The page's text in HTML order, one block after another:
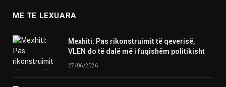
ME TE LEXUARA
Mexhiti: Pas rikonstruimit të qeverisë,
VLEN do të dalë më i fuqishëm politikisht
27/06/2026